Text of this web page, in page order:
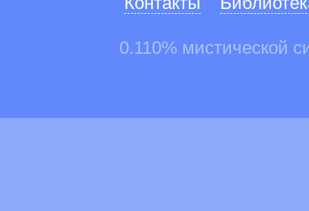
0.110% мистической